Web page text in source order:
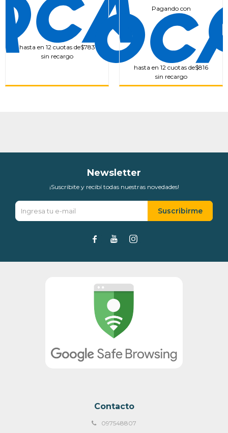
hasta en 12 cuotas de$783
sin recargo
Pagando con
hasta en 12 cuotas de$816
sin recargo
Contacto
097548807
Newsletter
¡Suscribite y recibí todas nuestras novedades!
Suscribirme
  